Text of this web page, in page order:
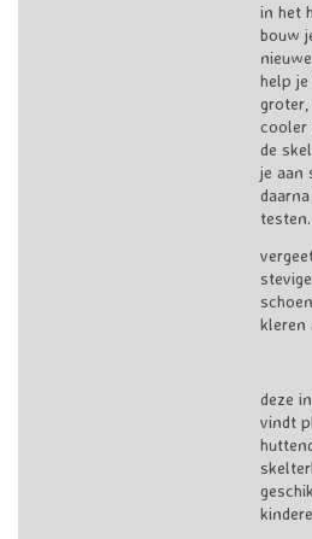
in het
bouw
help
cooler
de
je aan
testen.
kleren
deze
vindt